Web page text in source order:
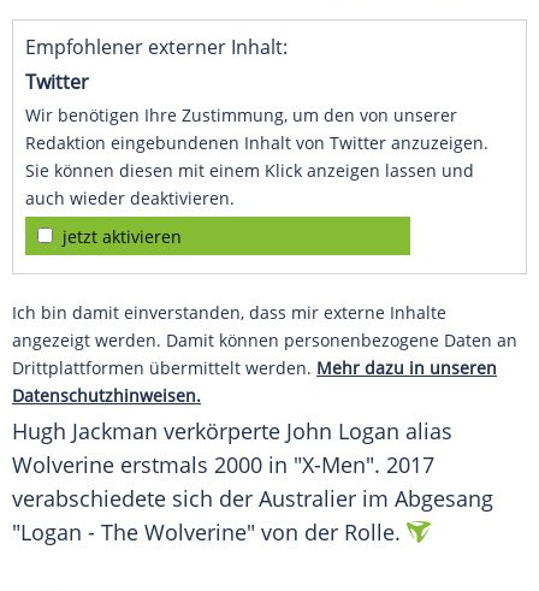
Empfohlener externer Inhalt:
Twitter
Wir benötigen Ihre Zustimmung, um den von unserer
Redaktion eingebundenen Inhalt von Twitter anzuzeigen.
Sie können diesen mit einem Klick anzeigen lassen und
auch wieder deaktivieren.
jetzt aktivieren
Ich bin damit einverstanden, dass mir externe Inhalte
angezeigt werden. Damit können personenbezogene Daten an
Drittplattformen übermittelt werden. Mehr dazu in unseren
Datenschutzhinweisen.
Hugh Jackman verkörperte John Logan alias
Wolverine erstmals 2000 in "X-Men". 2017
verabschiedete sich der Australier im Abgesang
"Logan - The Wolverine" von der Rolle.